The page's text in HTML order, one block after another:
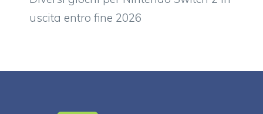
uscita entro fine 2026